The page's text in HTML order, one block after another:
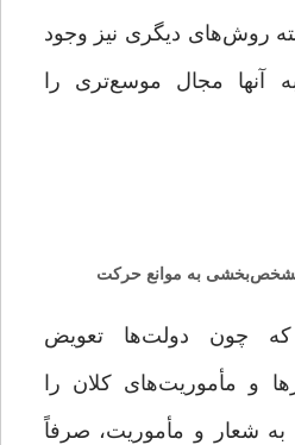
روش‌های دیگری نیز وجود
آنها مجال موسع‌تری را
تشخص‌بخشی به موانع حرکت
چون دولت‌ها تعویض
و مأموریت‌های کلان را
به شعار و مأموریت، صرفاً